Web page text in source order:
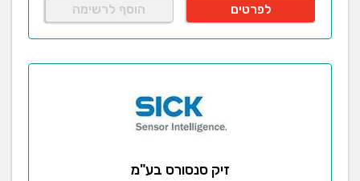
לפרטים הוסף לרשימה
זיק סנסורס בע"מ